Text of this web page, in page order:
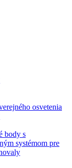
osvetenia
body s
systémom pre